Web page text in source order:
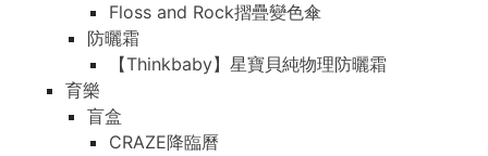
Floss and Rock摺疊變色傘
防曬霜
【Thinkbaby】星寶貝純物理防曬霜
育樂
盲盒
CRAZE降臨曆